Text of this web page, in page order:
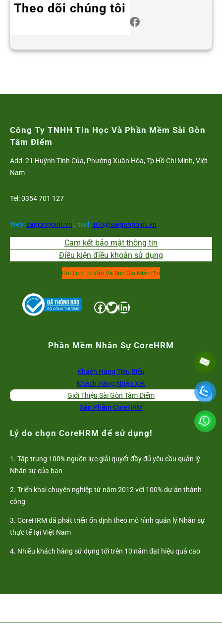
Theo dõi chúng tôi
Facebook
Công Ty TNHH Tin Học Và Phần Mềm Sài Gòn
Tâm Điểm
Add: 21 Huỳnh Tịnh Của, Phường Xuân Hòa, Tp Hồ Chí Minh, Việt
Nam
Tel: 0354 701 127
Web:saigonpoint.vnEmail: info@saigonpoint.vn
Cam kết bảo mật thông tin
Điều kiện điều khoản sử dụng
Đặt Lịch Tư Vấn Và Báo Giá Miễn Phí
Facebook Twitter LinkedIn
Phần Mềm Nhân Sự CoreHRM
Khách Hàng Tiêu Biểu
Khách Hàng Nhận Xét
Giới Thiệu Sài Gòn Tâm Điểm
Sản Phẩm CoreHRM
Lý do chọn CoreHRM để sử dụng!
1. Tập trung 100% nguồn lực giải quyết đầy đủ yêu cầu quản lý
Nhân sự của bạn
2. Triển khai chuyên nghiệp từ năm 2012 với 100% dự án thành
công
3. CoreHRM đã phát triển ổn định theo mô hình quản lý Nhân sự
thực tế tại Việt Nam
4. Nhiều khách hàng sử dụng tới trên 10 năm đạt hiệu quả cao